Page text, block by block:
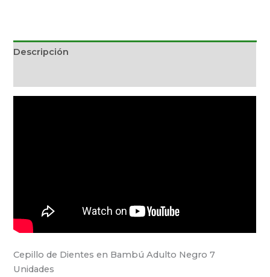
Descripción
Cepillo de Dientes en Bambú Adulto Negro 7
Unidades